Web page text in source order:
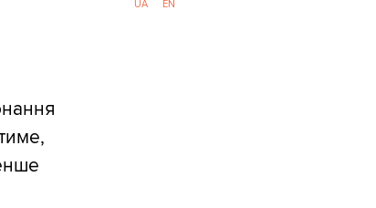
UA EN